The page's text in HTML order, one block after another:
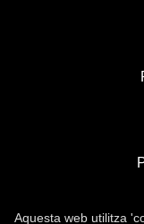
Aquesta web utilitza